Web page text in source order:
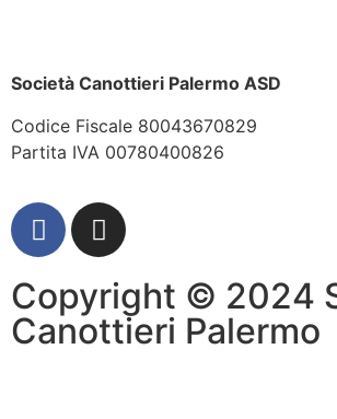
Società Canottieri Palermo ASD
Codice Fiscale 80043670829
Partita IVA 00780400826
Copyright © 2024
Canottieri Palermo